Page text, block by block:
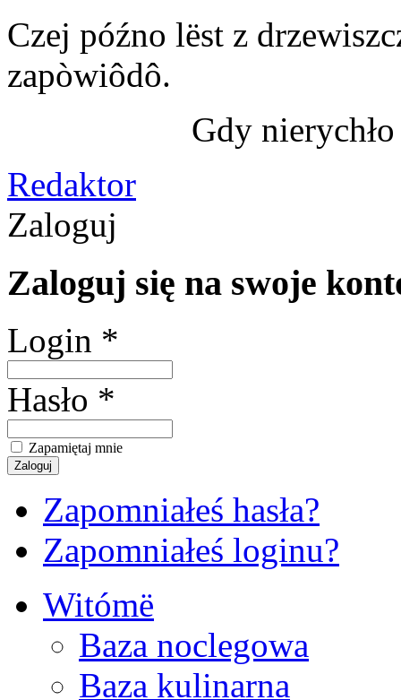
Czej późno lëst z
zapòwiôdô.
Gdy
Redaktor
Zaloguj
Zaloguj się na swoje
Login *
Hasło *
Zapamiętaj mnie
Zapomniałeś hasła?
Zapomniałeś loginu?
Witómë
Baza noclegowa
Baza kulinarna